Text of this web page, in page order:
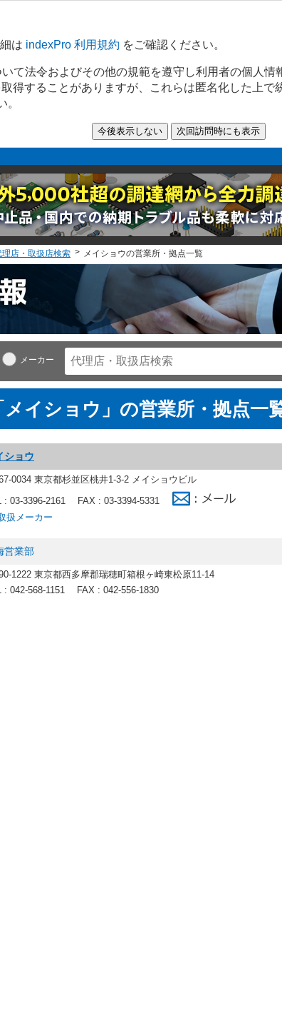
は indexPro 利用規約 をご確認ください。
て法令およびその他の規範を遵守し利用者の個人情
得することがありますが、これらは匿名化した上で
。
理店・取扱店検索 メイショウの営業所・拠点一覧
メーカー
メイショウ」の営業所・拠点一
ショウ
0034 東京都杉並区桃井1-3-2 メイショウビル
: 03-3396-2161
FAX : 03-3394-5331
扱メーカー
営業部
1222 東京都西多摩郡瑞穂町箱根ヶ崎東松原11-14
: 042-568-1151
FAX : 042-556-1830